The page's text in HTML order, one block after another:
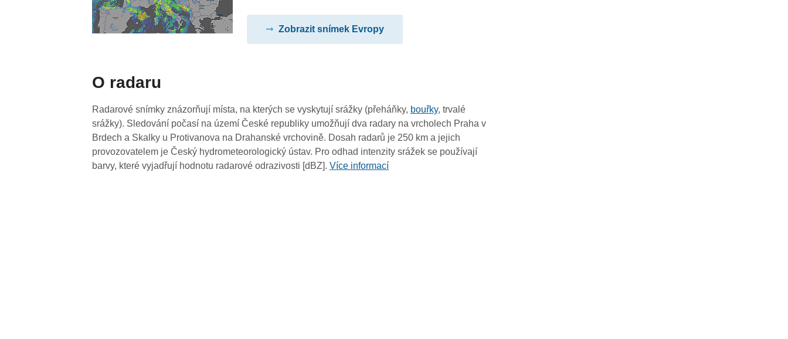
16:55
16:45
16:35
16:25
Zobrazit snímek Evropy
O radaru
Radarové snímky znázorňují místa, na kterých se vyskytují srážky (přeháňky, bouřky, trvalé
srážky). Sledování počasí na území České republiky umožňují dva radary na vrcholech Praha v
Brdech a Skalky u Protivanova na Drahanské vrchovině. Dosah radarů je 250 km a jejich
provozovatelem je Český hydrometeorologický ústav. Pro odhad intenzity srážek se používají
barvy, které vyjadřují hodnotu radarové odrazivosti [dBZ].Více informací